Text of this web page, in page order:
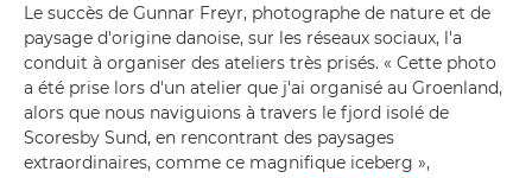
Le succès de Gunnar Freyr, photographe de nature et de
paysage d'origine danoise, sur les réseaux sociaux, l'a
conduit à organiser des ateliers très prisés. « Cette photo
a été prise lors d'un atelier que j'ai organisé au Groenland,
alors que nous naviguions à travers le fjord isolé de
Scoresby Sund, en rencontrant des paysages
extraordinaires, comme ce magnifique iceberg »,